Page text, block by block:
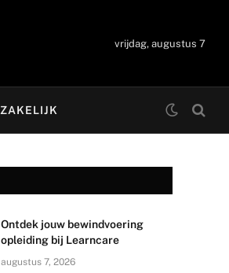
vrijdag, augustus 7
ZAKELIJK
Ontdek jouw bewindvoering
opleiding bij Learncare
augustus 7, 2026